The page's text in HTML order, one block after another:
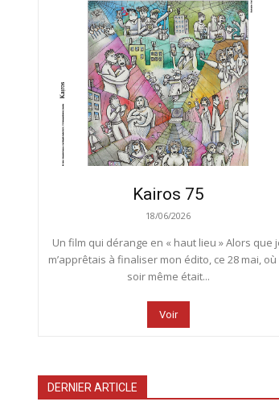
Kairos 75
18/06/2026
Un film qui dérange en « haut lieu » Alors que
m’apprêtais à finaliser mon édito, ce 28 mai, où
soir même était...
Voir
DERNIER ARTICLE